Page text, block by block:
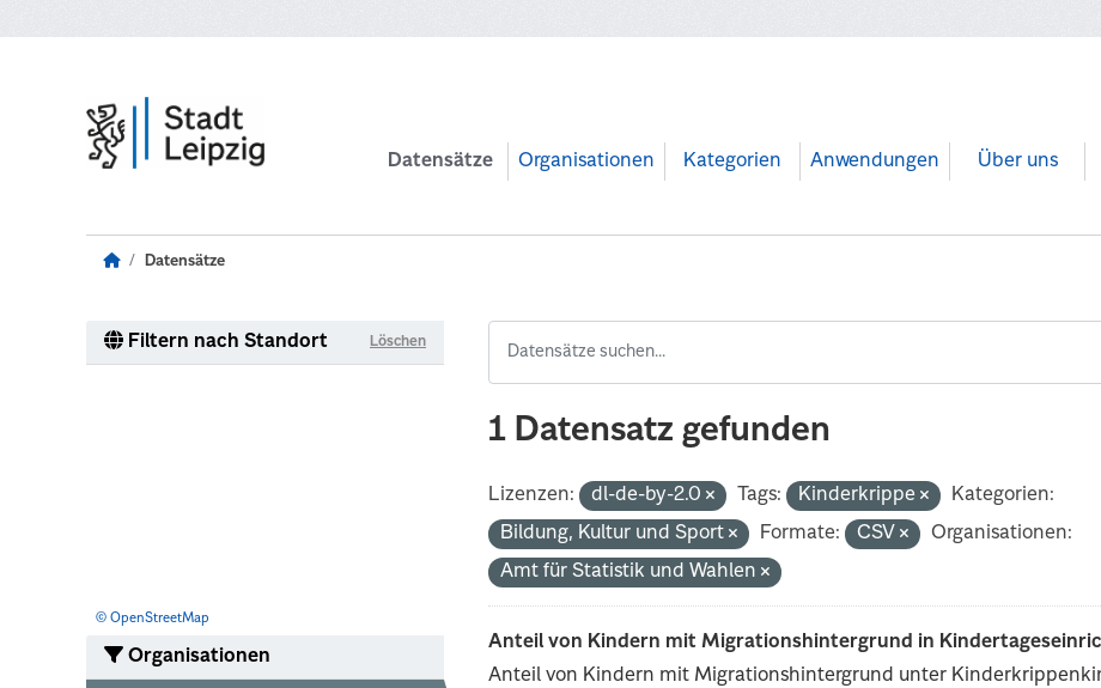
Datensätze Organisationen Kategorien Anwendungen Über uns
Datensätze
Filtern nach Standort Löschen
© OpenStreetMap
Organisationen
1 Datensatz gefunden
Lizenzen: dl-de-by-2.0 Tags: Kinderkrippe
Kategorien:
Bildung, Kultur und Sport
Formate: CSV
Organisationen:
Amt für Statistik und Wahlen
Anteil von Kindern mit Migrationshintergrund in
Anteil von Kindern mit Migrationshintergrund unter